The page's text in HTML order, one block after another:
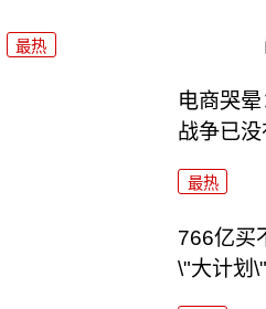
最热
电商哭晕
战争已
最热
766亿买
\"大计划